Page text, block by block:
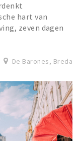
hart van
zeven dagen
De Barones, Breda